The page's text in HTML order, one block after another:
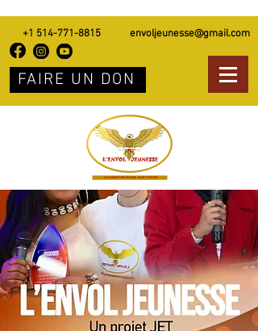
+1 514-771-8815 envoljeunesse@gmail.com
FAIRE UN DON